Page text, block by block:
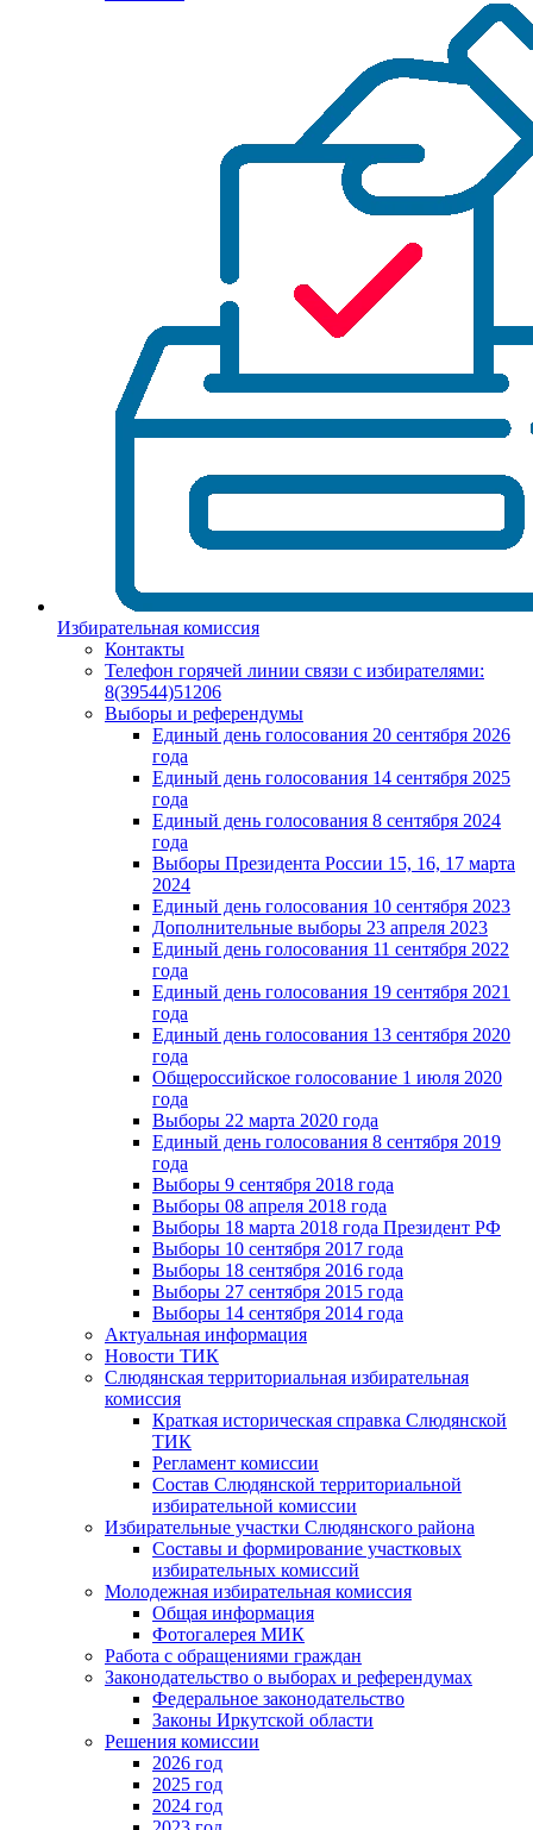
Избирательная комиссия
Контакты
Телефон горячей линии связи с избирателями:
8(39544)51206
Выборы и референдумы
Единый день голосования 20 сентября 2026
года
Единый день голосования 14 сентября 2025
года
Единый день голосования 8 сентября 2024
года
Выборы Президента России 15, 16, 17 марта
2024
Единый день голосования 10 сентября 2023
Дополнительные выборы 23 апреля 2023
Единый день голосования 11 сентября 2022
года
Единый день голосования 19 сентября 2021
года
Единый день голосования 13 сентября 2020
года
Общероссийское голосование 1 июля 2020
года
Выборы 22 марта 2020 года
Единый день голосования 8 сентября 2019
года
Выборы 9 сентября 2018 года
Выборы 08 апреля 2018 года
Выборы 18 марта 2018 года Президент РФ
Выборы 10 сентября 2017 года
Выборы 18 сентября 2016 года
Выборы 27 сентября 2015 года
Выборы 14 сентября 2014 года
Актуальная информация
Новости ТИК
Слюдянская территориальная избирательная
комиссия
Краткая историческая справка Слюдянской
ТИК
Регламент комиссии
Состав Слюдянской территориальной
избирательной комиссии
Избирательные участки Слюдянского района
Составы и формирование участковых
избирательных комиссий
Молодежная избирательная комиссия
Общая информация
Фотогалерея МИК
Работа с обращениями граждан
Законодательство о выборах и референдумах
Федеральное законодательство
Законы Иркутской области
Решения комиссии
2026 год
2025 год
2024 год